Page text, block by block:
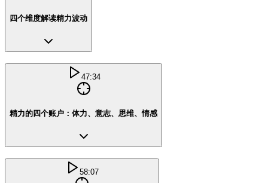
四个维度解读精力波动
47:34
精力的四个账户：体力、意志、思维、情感
58:07